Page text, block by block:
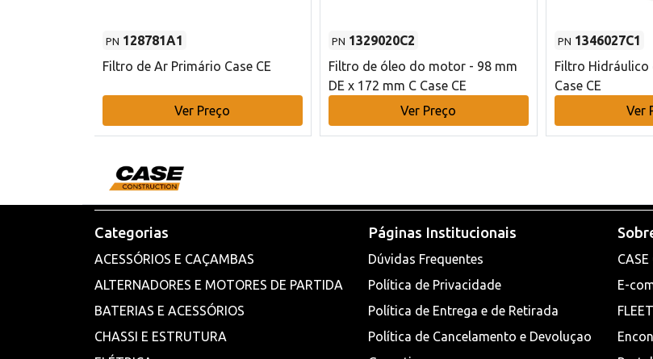
PN 128781A1
Filtro de Ar Primário Case CE
Ver Preço
PN 1329020C2
Filtro de óleo do motor - 98 mm
DE x 172 mm C Case CE
Ver Preço
PN 1346027C1
Filtro Hidráulico
Case CE
Ver
Categorias
ACESSÓRIOS E CAÇAMBAS
ALTERNADORES E MOTORES DE PARTIDA
BATERIAS E ACESSÓRIOS
CHASSI E ESTRUTURA
Páginas Institucionais
Dúvidas Frequentes
Política de Privacidade
Política de Entrega e de Retirada
Política de Cancelamento e Devoluçao
E-